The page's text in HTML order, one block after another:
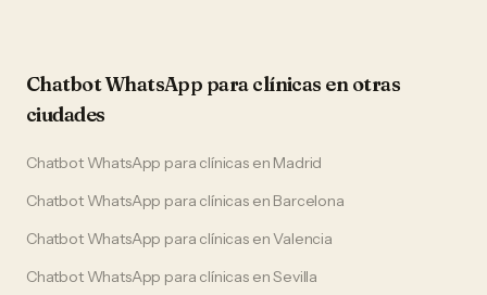
Chatbot WhatsApp paraclínicas en otras
ciudades
Chatbot WhatsApp para clínicasen Madrid
Chatbot WhatsApp para clínicasen Barcelona
Chatbot WhatsApp para clínicasenValencia
Chatbot WhatsApp para clínicasenSevilla